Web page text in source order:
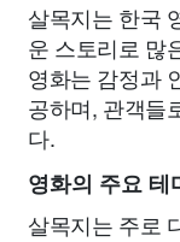
살목지는 한국
운 스토리로 많
영화는 감정과
공하며, 관객들
다.
영화의 주요 테
살목지는 주로